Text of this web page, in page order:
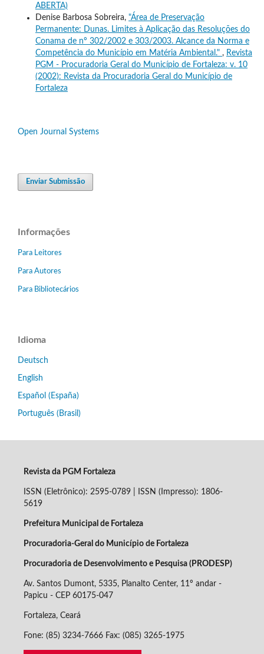
ABERTA)
Denise Barbosa Sobreira, "Área de Preservação
Permanente: Dunas. Limites à Aplicação das Resoluções do
Conama de nº 302/2002 e 303/2003. Alcance da Norma e
Competência do Município em Matéria Ambiental." , Revista
PGM - Procuradoria Geral do Município de Fortaleza: v. 10
(2002): Revista da Procuradoria Geral do Município de
Fortaleza
Open Journal Systems
Enviar Submissão
Informações
Para Leitores
Para Autores
Para Bibliotecários
Idioma
Deutsch
English
Español (España)
Português (Brasil)
Revista da PGM Fortaleza
ISSN (Eletrônico): 2595-0789 | ISSN (Impresso): 1806-
5619
Prefeitura Municipal de Fortaleza
Procuradoria-Geral do Município de Fortaleza
Procuradoria de Desenvolvimento e Pesquisa (PRODESP)
Av. Santos Dumont, 5335, Planalto Center, 11º andar -
Papicu - CEP 60175-047
Fortaleza, Ceará
Fone: (85) 3234-7666 Fax: (085) 3265-1975